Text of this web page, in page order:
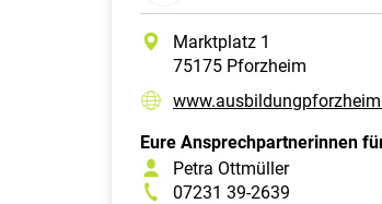
Marktplatz 1
75175 Pforzheim
Eure Ansprechpartnerinnen
Petra Ottmüller
07231 39-2639